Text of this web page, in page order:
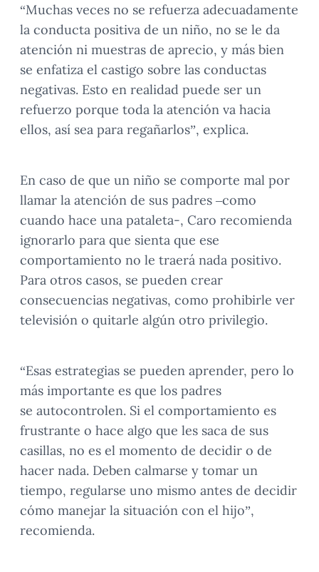
“Muchas veces no se refuerza adecuadamente
la conducta positiva de un niño, no se le da
atención ni muestras de aprecio, y más bien
se enfatiza el castigo sobre las conductas
negativas. Esto en realidad puede ser un
refuerzo porque toda la atención va hacia
ellos, así sea para regañarlos”, explica.
En caso de que un niño se comporte mal por
llamar la atención de sus padres –como
cuando hace una pataleta-, Caro recomienda
ignorarlo para que sienta que ese
comportamiento no le traerá nada positivo.
Para otros casos, se pueden crear
consecuencias negativas, como prohibirle ver
televisión o quitarle algún otro privilegio.
“Esas estrategias se pueden aprender, pero lo
más importante es que los padres
se autocontrolen. Si el comportamiento es
frustrante o hace algo que les saca de sus
casillas, no es el momento de decidir o de
hacer nada. Deben calmarse y tomar un
tiempo, regularse uno mismo antes de decidir
cómo manejar la situación con el hijo”,
recomienda.